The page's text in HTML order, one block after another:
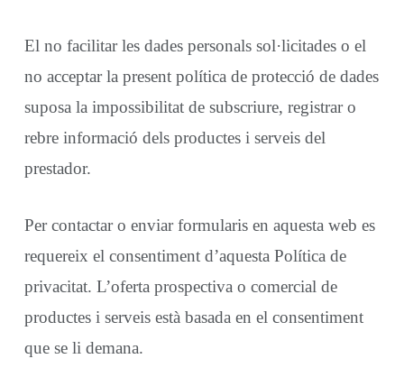
El no facilitar les dades personals sol·licitades o el
no acceptar la present política de protecció de dades
suposa la impossibilitat de subscriure, registrar o
rebre informació dels productes i serveis del
prestador.
Per contactar o enviar formularis en aquesta web es
requereix el consentiment d’aquesta Política de
privacitat. L’oferta prospectiva o comercial de
productes i serveis està basada en el consentiment
que se li demana.